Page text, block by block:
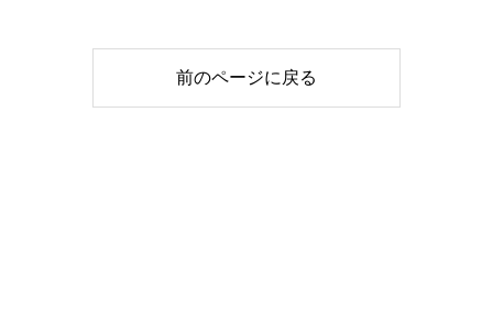
前のページに戻る